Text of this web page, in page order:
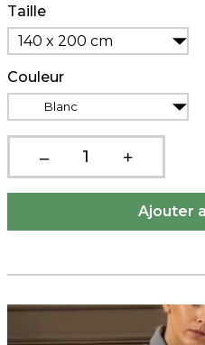
Taille
140 x 200 cm
Couleur
Blanc